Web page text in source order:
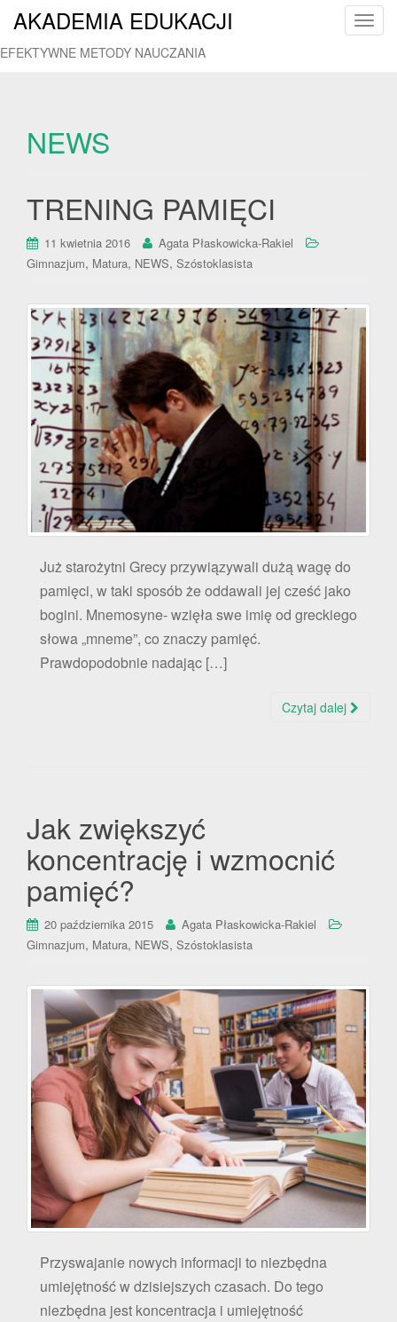
T
o
n
AKADEMIA EDUKACJI
EFEKTYWNE METODY NAUCZANIA
NEWS
TRENING PAMIĘCI
11 kwietnia 2016
Agata Płaskowicka-Rakiel
Gimnazjum, Matura, NEWS, Szóstoklasista
Już starożytni Grecy przywiązywali dużą wagę do
pamięci, w taki sposób że oddawali jej cześć jako
bogini. Mnemosyne- wzięła swe imię od greckiego
słowa „mneme”, co znaczy pamięć.
Prawdopodobnie nadając […]
Czytaj dalej
Jak zwiększyć
koncentrację i wzmocnić
pamięć?
20 października 2015
Agata Płaskowicka-Rakiel
Gimnazjum, Matura, NEWS, Szóstoklasista
Przyswajanie nowych informacji to niezbędna
umiejętność w dzisiejszych czasach. Do tego
niezbędna jest koncentracja i umiejętność